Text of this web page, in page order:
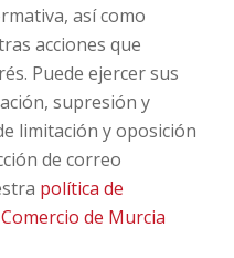
así como
acciones que
Puede ejercer sus
supresión y
limitación y oposición
de correo
política de
de Murcia